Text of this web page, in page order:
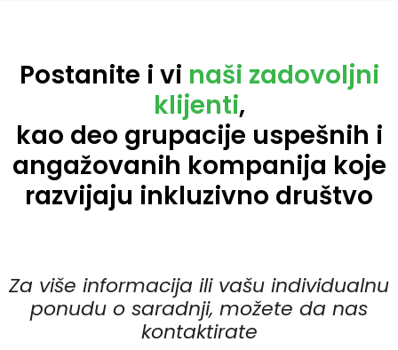
Postanite i vi naši zadovoljni
klijenti,
kao deo grupacije uspešnih i
angažovanih kompanija koje
razvijaju inkluzivno društvo
Za više informacija ili vašu individualnu
ponudu o saradnji, možete da nas
kontaktirate